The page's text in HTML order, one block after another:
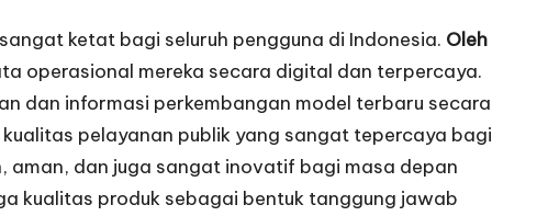
ketat bagi seluruh pengguna di Indonesia. Oleh
operasional mereka secara digital dan terpercaya.
dan informasi perkembangan model terbaru secara
pelayanan publik yang sangat tepercaya bagi
aman, dan juga sangat inovatif bagi masa depan
kualitas produk sebagai bentuk tanggung jawab